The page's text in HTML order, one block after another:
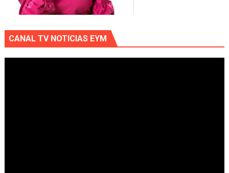
CANAL TV NOTICIAS EYM